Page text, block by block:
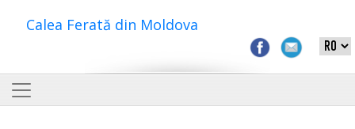
Calea Ferată din Moldova